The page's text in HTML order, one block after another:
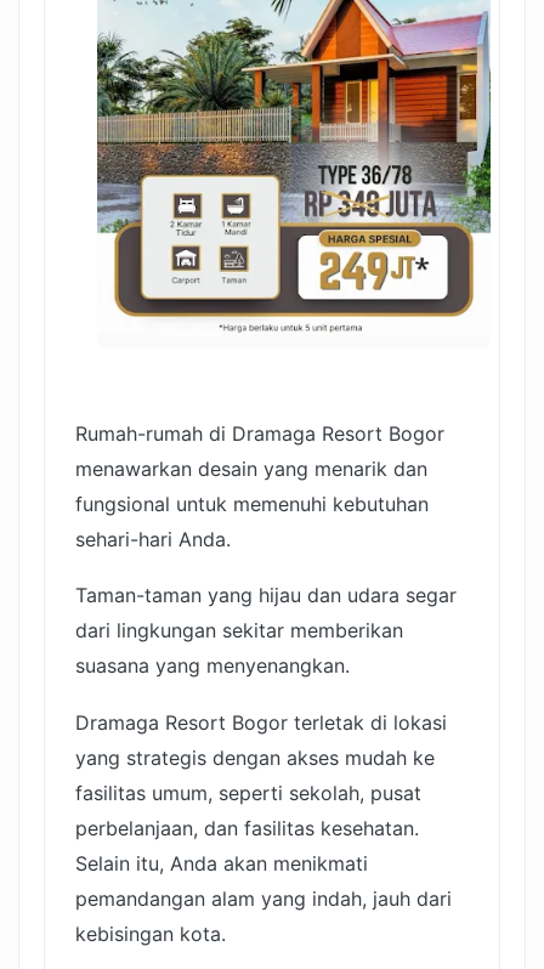
Rumah-rumah di Dramaga Resort Bogor
menawarkan desain yang menarik dan
fungsional untuk memenuhi kebutuhan
sehari-hari Anda.
Taman-taman yang hijau dan udara segar
dari lingkungan sekitar memberikan
suasana yang menyenangkan.
Dramaga Resort Bogor terletak di lokasi
yang strategis dengan akses mudah ke
fasilitas umum, seperti sekolah, pusat
perbelanjaan, dan fasilitas kesehatan.
Selain itu, Anda akan menikmati
pemandangan alam yang indah, jauh dari
kebisingan kota.